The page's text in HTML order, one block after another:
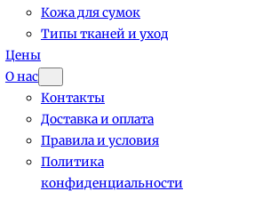
Кожа для сумок
Типы тканей и уход
Цены
О нас
Контакты
Доставка и оплата
Правила и условия
Политика
конфиденциальности